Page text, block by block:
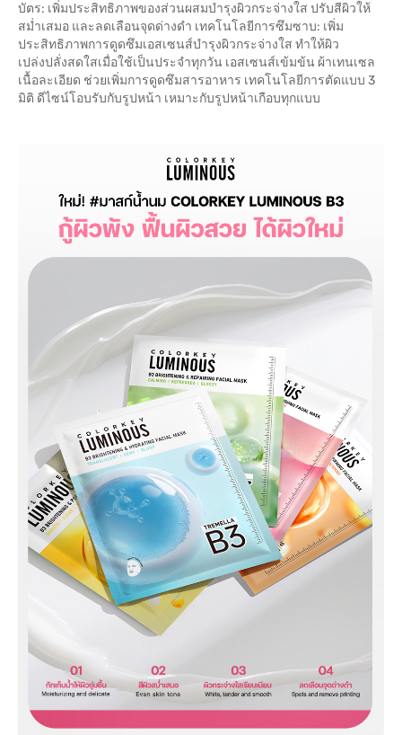
บัตร: เพิ่มประสิทธิภาพของส่วนผสมบำรุงผิวกระจ่างใส ปรับสีผิวให้
สม่ำเสมอ และลดเลือนจุดด่างดำ เทคโนโลยีการซึมซาบ: เพิ่ม
ประสิทธิภาพการดูดซึมเอสเซนส์บำรุงผิวกระจ่างใส ทำให้ผิว
เปล่งปลั่งสดใสเมื่อใช้เป็นประจำทุกวัน เอสเซนส์เข้มข้น ผ้าเทนเซล
เนื้อละเอียด ช่วยเพิ่มการดูดซึมสารอาหาร เทคโนโลยีการตัดแบบ 3
มิติ ดีไซน์โอบรับกับรูปหน้า เหมาะกับรูปหน้าเกือบทุกแบบ